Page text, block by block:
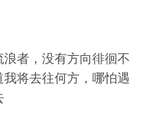
者，没有方向徘徊不
将去往何方，哪怕遇